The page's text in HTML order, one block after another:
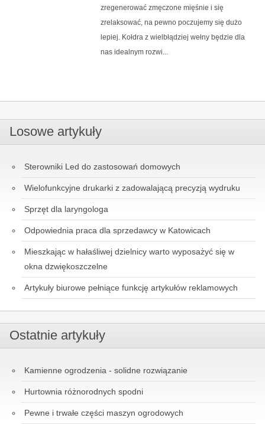
zregenerować zmęczone mięśnie i się
zrelaksować, na pewno poczujemy się dużo
lepiej. Kołdra z wielbłądziej wełny będzie dla
nas idealnym rozwi...
Losowe artykuły
Sterowniki Led do zastosowań domowych
Wielofunkcyjne drukarki z zadowalającą precyzją wydruku
Sprzęt dla laryngologa
Odpowiednia praca dla sprzedawcy w Katowicach
Mieszkając w hałaśliwej dzielnicy warto wyposażyć się w
okna dzwiękoszczelne
Artykuły biurowe pełniące funkcję artykułów reklamowych
Ostatnie artykuły
Kamienne ogrodzenia - solidne rozwiązanie
Hurtownia różnorodnych spodni
Pewne i trwałe części maszyn ogrodowych